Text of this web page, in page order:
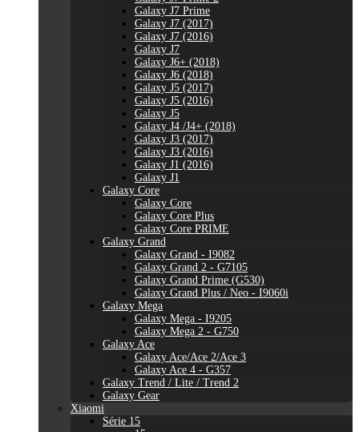
Galaxy J7 Prime
Galaxy J7 (2017)
Galaxy J7 (2016)
Galaxy J7
Galaxy J6+ (2018)
Galaxy J6 (2018)
Galaxy J5 (2017)
Galaxy J5 (2016)
Galaxy J5
Galaxy J4 /J4+ (2018)
Galaxy J3 (2017)
Galaxy J3 (2016)
Galaxy J1 (2016)
Galaxy J1
Galaxy Core
Galaxy Core
Galaxy Core Plus
Galaxy Core PRIME
Galaxy Grand
Galaxy Grand - I9082
Galaxy Grand 2 - G7105
Galaxy Grand Prime (G530)
Galaxy Grand Plus / Neo - I9060i
Galaxy Mega
Galaxy Mega - I9205
Galaxy Mega 2 - G750
Galaxy Ace
Galaxy Ace/Ace 2/Ace 3
Galaxy Ace 4 - G357
Galaxy Trend / Lite / Trend 2
Galaxy Gear
Xiaomi
Série 15